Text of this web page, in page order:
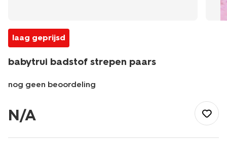
laag geprijsd
babytrui badstof strepen paars
nog geen beoordeling
truien-
vesten/babytrui-
strepen-
N/A